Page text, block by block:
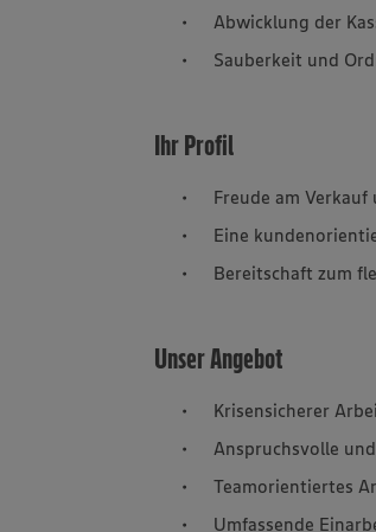
Abwicklung der
Sauberkeit und
Ihr Profil
Freude am
Eine
Bereitschaft zum
Unser Angebot
Krisensicherer
Anspruchsvolle
Teamorientiertes
Umfassende